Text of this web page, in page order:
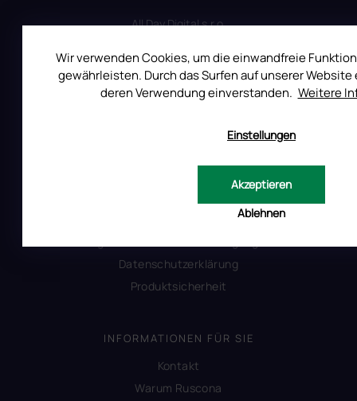
Wir verwenden Cookies, um die einwandfreie
gewährleisten. Durch das Surfen auf unserer Website
deren Verwendung einverstanden. Weitere
Einstellungen
Ablehnen
Akzeptieren
All Day Digital s.r.o.
Tschechische Republik
Datenschutzerklärung
Produktsicherheit
INFORMATIONEN FÜR SIE
Kontakt
Warum Ruscona